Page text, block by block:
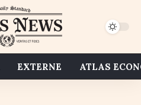
EXTERNE ATLAS